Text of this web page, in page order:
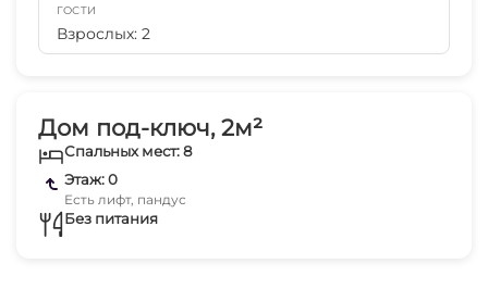
Дом под-ключ, 2м²
Спальных мест: 8
Этаж: 0
Есть лифт, пандус
Без питания
ГОСТИ
Взрослых: 2